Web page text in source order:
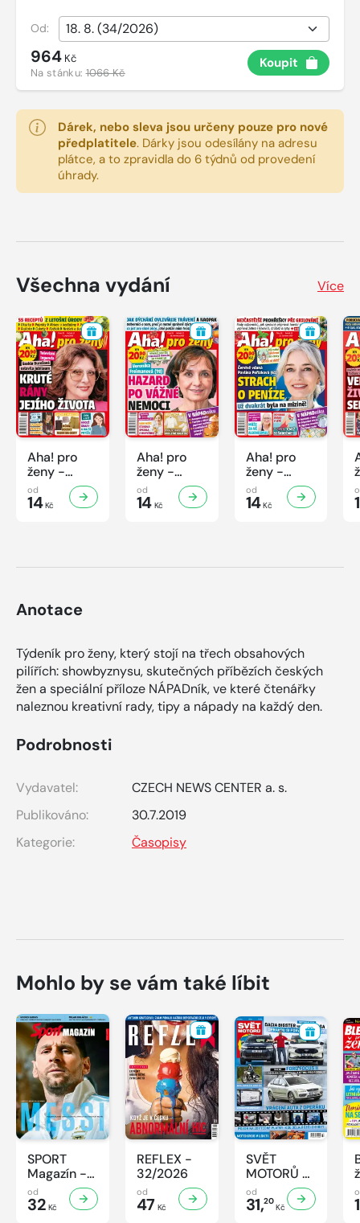
Od:
964 Kč
Na stánku:1066 Kč
Koupit
Dárek, nebo sleva jsou určeny pouze pro nové
předplatitele. Dárky jsou odesílány na adresu
plátce, a to zpravidla do 6 týdnů od provedení
úhrady.
Všechna vydání Více
Aha! pro
ženy -
32/2026
od
14Kč
Aha! pro
ženy -
31/2026
od
14Kč
Aha! pro
ženy -
30/2026
od
14Kč
Anotace
Týdeník pro ženy, který stojí na třech obsahových
pilířích: showbyznysu, skutečných příbězích českých
žen a speciální příloze NÁPADník, ve které čtenářky
naleznou kreativní rady, tipy a nápady na každý den.
Podrobnosti
Vydavatel:
CZECH NEWS CENTER a. s.
Publikováno:
30.7.2019
Kategorie:
Časopisy
Mohlo by se vám také líbit
SPORT
Magazín -
32/2026
od
32 Kč
REFLEX -
32/2026
od
47 Kč
SVĚT
MOTORŮ -
32/2026
od
31,20
Kč